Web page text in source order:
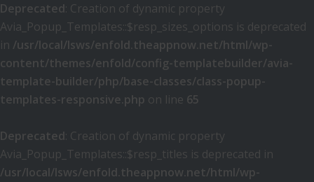
Deprecated: Creation of dynamic property
Avia_Popup_Templates::$resp_sizes_options is deprecated
in /usr/local/lsws/enfold.theappnow.net/html/wp-
content/themes/enfold/config-templatebuilder/avia-
template-builder/php/base-classes/class-popup-
templates-responsive.php on line 65
Deprecated: Creation of dynamic property
Avia_Popup_Templates::$resp_titles is deprecated in
/usr/local/lsws/enfold.theappnow.net/html/wp-